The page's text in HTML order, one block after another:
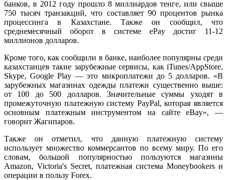
банков, в 2012 году прошло 8 миллиардов тенге, или свыше
750 тысяч транзакций, что составляет 90 процентов рынка
процессинга в Казахстане. Также он сообщил, что
среднемесячный оборот в системе ePay достиг 11-12
миллионов долларов.
Кроме того, как сообщили в банке, наиболее популярны среди
казахстанцев такие зарубежные сервисы, как iTunes/AppStore,
Skype, Google Play — это микроплатежи до 5 долларов. «В
зарубежных магазинах одежды платежи существенно выше:
от 100 до 500 долларов. Значительные суммы уходят в
промежуточную платежную систему PayPal, которая является
основным платежным инструментом на сайте eBay», —
говорит Жагипаров.
Также он отметил, что данную платежную систему
использует множество коммерсантов по всему миру. По его
словам, большой популярностью пользуются магазины
Amazon, Victoria's Secret, платежная система Moneybookers и
операции в пользу Forex.